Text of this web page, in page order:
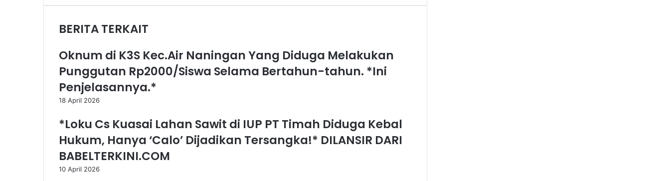
Email
BERITA TERKAIT
Oknum di K3S Kec.Air Naningan Yang Diduga Melakukan
Punggutan Rp2000/Siswa Selama Bertahun-tahun. *Ini
Penjelasannya.*
18 April 2026
*Loku Cs Kuasai Lahan Sawit di IUP PT Timah Diduga Kebal
Hukum, Hanya ‘Calo’ Dijadikan Tersangka!* DILANSIR DARI
BABELTERKINI.COM
10 April 2026